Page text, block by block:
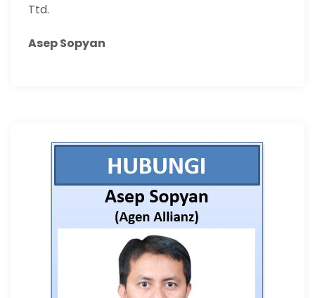
Ttd.
Asep Sopyan